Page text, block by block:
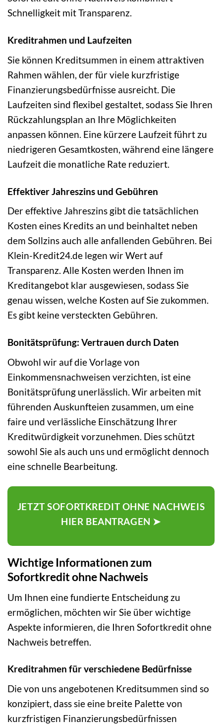
Schnelligkeit mit Transparenz.
Kreditrahmen und Laufzeiten
Sie können Kreditsummen in einem attraktiven
Rahmen wählen, der für viele kurzfristige
Finanzierungsbedürfnisse ausreicht. Die
Laufzeiten sind flexibel gestaltet, sodass Sie Ihren
Rückzahlungsplan an Ihre Möglichkeiten
anpassen können. Eine kürzere Laufzeit führt zu
niedrigeren Gesamtkosten, während eine längere
Laufzeit die monatliche Rate reduziert.
Effektiver Jahreszins und Gebühren
Der effektive Jahreszins gibt die tatsächlichen
Kosten eines Kredits an und beinhaltet neben
dem Sollzins auch alle anfallenden Gebühren. Bei
Klein-Kredit24.de legen wir Wert auf
Transparenz. Alle Kosten werden Ihnen im
Kreditangebot klar ausgewiesen, sodass Sie
genau wissen, welche Kosten auf Sie zukommen.
Es gibt keine versteckten Gebühren.
Bonitätsprüfung: Vertrauen durch Daten
Obwohl wir auf die Vorlage von
Einkommensnachweisen verzichten, ist eine
Bonitätsprüfung unerlässlich. Wir arbeiten mit
führenden Auskunfteien zusammen, um eine
faire und verlässliche Einschätzung Ihrer
Kreditwürdigkeit vorzunehmen. Dies schützt
sowohl Sie als auch uns und ermöglicht dennoch
eine schnelle Bearbeitung.
JETZT SOFORTKREDIT OHNE NACHWEIS
HIER BEANTRAGEN ➤
Wichtige Informationen zum
Sofortkredit ohne Nachweis
Um Ihnen eine fundierte Entscheidung zu
ermöglichen, möchten wir Sie über wichtige
Aspekte informieren, die Ihren Sofortkredit ohne
Nachweis betreffen.
Kreditrahmen für verschiedene Bedürfnisse
Die von uns angebotenen Kreditsummen sind so
konzipiert, dass sie eine breite Palette von
kurzfristigen Finanzierungsbedürfnissen